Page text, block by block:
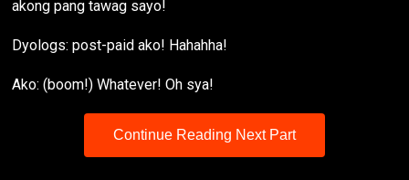
akong pang tawag sayo!
Dyologs: post-paid ako! Hahahha!
Ako: (boom!) Whatever! Oh sya!
Continue Reading Next Part